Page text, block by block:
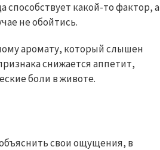
способствует какой-то фактор, а
не обойтись.
аромату, который слышен
снижается аппетит,
боли в животе.
свои ощущения, в